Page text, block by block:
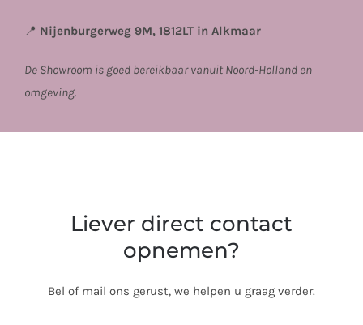
📍 Nijenburgerweg 9M, 1812LT in Alkmaar
De Showroom is goed bereikbaar vanuit Noord-Holland en
omgeving.
Liever direct contact
opnemen?
Bel of mail ons gerust, we helpen u graag verder.